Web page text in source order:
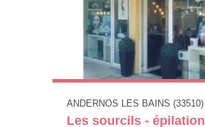
ANDERNOS LES BAINS (33510)
Les sourcils - épilation